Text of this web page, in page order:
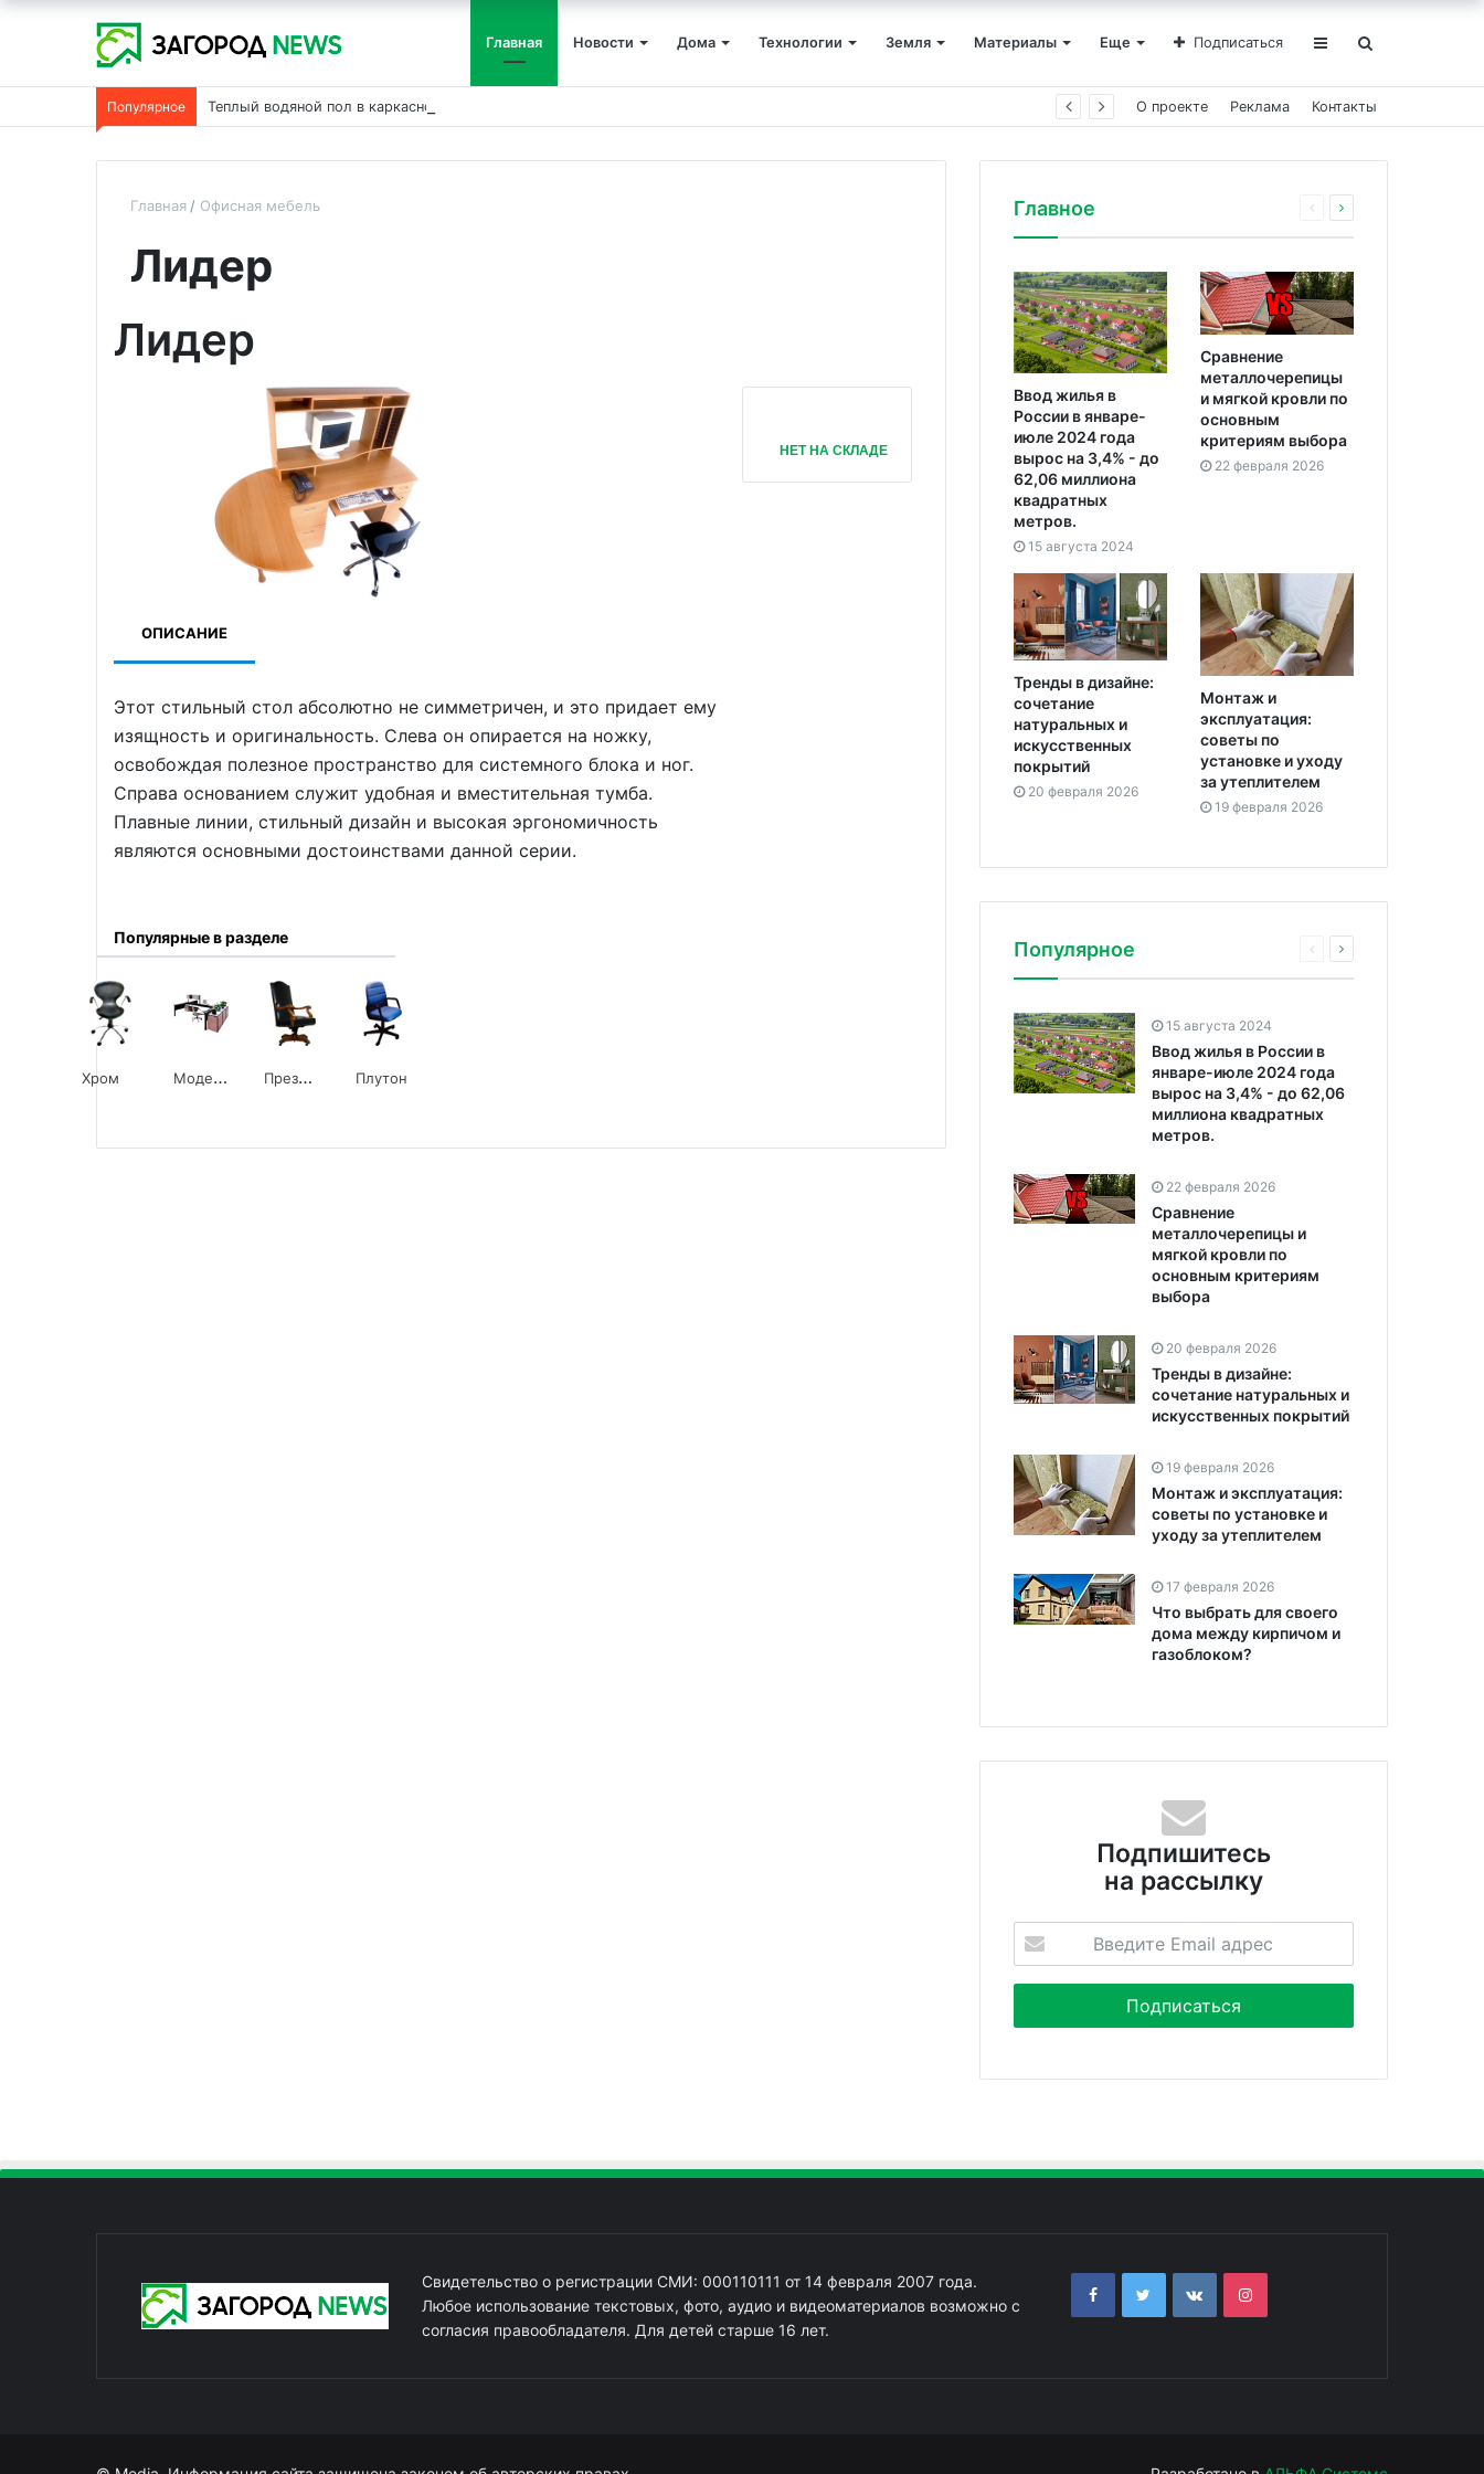
Главная Новости Дома Технологии Земля Материалы Еще Подписаться
Популярное Теплый водяной пол в каркасном дома О проекте Реклама Контакты
Главная Офисная мебель
Лидер
Лидер
НЕТ НА СКЛАДЕ
ОПИСАНИЕ
Этот стильный стол абсолютно не симметричен, и это придает ему
изящность и оригинальность. Слева он опирается на ножку,
освобождая полезное пространство для системного блока и ног.
Справа основанием служит удобная и вместительная тумба.
Плавные линии, стильный дизайн и высокая эргономичность
являются основными достоинствами данной серии.
Популярные в разделе
Хром М
одерн П
резидент Плутон
Главное
Ввод жилья в
России в январе-
июле 2024 года
вырос на 3,4% - до
62,06 миллиона
квадратных
метров.
15 августа 2024
Сравнение
металлочерепицы
и мягкой кровли по
основным
критериям выбора
22 февраля 2026
Тренды в дизайне:
сочетание
натуральных и
искусственных
покрытий
20 февраля 2026
Монтаж и
эксплуатация:
советы по
установке и уходу
за утеплителем
19 февраля 2026
Популярное
15 августа 2024
Ввод жилья в России в
январе-июле 2024 года
вырос на 3,4% - до 62,06
миллиона квадратных
метров.
22 февраля 2026
Сравнение
металлочерепицы и
мягкой кровли по
основным критериям
выбора
20 февраля 2026
Тренды в дизайне:
сочетание натуральных и
искусственных покрытий
19 февраля 2026
Монтаж и эксплуатация:
советы по установке и
уходу за утеплителем
17 февраля 2026
Что выбрать для своего
дома между кирпичом и
газоблоком?
Подпишитесь
на рассылку
Свидетельство о регистрации СМИ: 000110111 от 14 февраля 2007 года.
Любое использование текстовых, фото, аудио и видеоматериалов возможно с
согласия правообладателя. Для детей старше 16 лет.